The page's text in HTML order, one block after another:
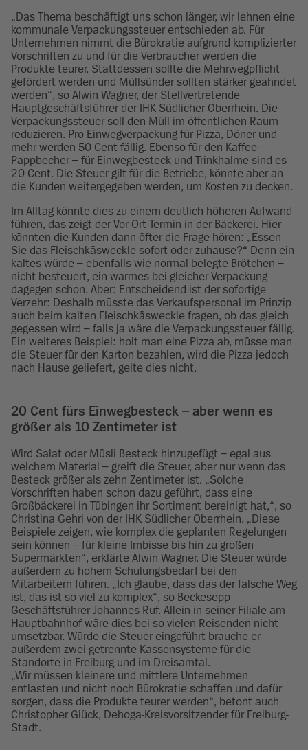
„Das Thema beschäftigt uns schon länger, wir lehnen eine
kommunale Verpackungssteuer entschieden ab. Für
Unternehmen nimmt die Bürokratie aufgrund komplizierter
Vorschriften zu und für die Verbraucher werden die
Produkte teurer. Stattdessen sollte die Mehrwegpflicht
gefördert werden und Müllsünder sollten stärker geahndet
werden“, so Alwin Wagner, der Stellvertretende
Hauptgeschäftsführer der IHK Südlicher Oberrhein. Die
Verpackungssteuer soll den Müll im öffentlichen Raum
reduzieren. Pro Einwegverpackung für Pizza, Döner und
mehr werden 50 Cent fällig. Ebenso für den Kaffee-
Pappbecher – für Einwegbesteck und Trinkhalme sind es
20 Cent. Die Steuer gilt für die Betriebe, könnte aber an
die Kunden weitergegeben werden, um Kosten zu decken.
Im Alltag könnte dies zu einem deutlich höheren Aufwand
führen, das zeigt der Vor-Ort-Termin in der Bäckerei. Hier
könnten die Kunden dann öfter die Frage hören: „Essen
Sie das Fleischkäsweckle sofort oder zuhause?“ Denn ein
kaltes würde – ebenfalls wie normal belegte Brötchen –
nicht besteuert, ein warmes bei gleicher Verpackung
dagegen schon. Aber: Entscheidend ist der sofortige
Verzehr: Deshalb müsste das Verkaufspersonal im Prinzip
auch beim kalten Fleischkäsweckle fragen, ob das gleich
gegessen wird – falls ja wäre die Verpackungssteuer fällig.
Ein weiteres Beispiel: holt man eine Pizza ab, müsse man
die Steuer für den Karton bezahlen, wird die Pizza jedoch
nach Hause geliefert, gelte dies nicht.
20 Cent fürs Einwegbesteck – aber wenn es
größer als 10 Zentimeter ist
Wird Salat oder Müsli Besteck hinzugefügt – egal aus
welchem Material – greift die Steuer, aber nur wenn das
Besteck größer als zehn Zentimeter ist. „Solche
Vorschriften haben schon dazu geführt, dass eine
Großbäckerei in Tübingen ihr Sortiment bereinigt hat,“, so
Christina Gehri von der IHK Südlicher Oberrhein. „Diese
Beispiele zeigen, wie komplex die geplanten Regelungen
sein können – für kleine Imbisse bis hin zu großen
Supermärkten“, erklärte Alwin Wagner. Die Steuer würde
außerdem zu hohem Schulungsbedarf bei den
Mitarbeitern führen. „Ich glaube, dass das der falsche Weg
ist, das ist so viel zu komplex“, so Beckesepp-
Geschäftsführer Johannes Ruf. Allein in seiner Filiale am
Hauptbahnhof wäre dies bei so vielen Reisenden nicht
umsetzbar. Würde die Steuer eingeführt brauche er
außerdem zwei getrennte Kassensysteme für die
Standorte in Freiburg und im Dreisamtal.
„Wir müssen kleinere und mittlere Unternehmen
entlasten und nicht noch Bürokratie schaffen und dafür
sorgen, dass die Produkte teurer werden“, betont auch
Christopher Glück, Dehoga-Kreisvorsitzender für Freiburg-
Stadt.